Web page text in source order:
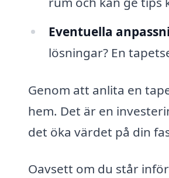
Eventuella
lösningar? En
Genom att anlita en
hem. Det är en
det öka värdet på din
Oavsett om du står